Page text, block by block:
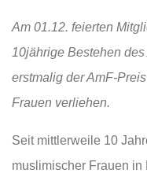
Am 01.12. feierten
10jährige Bestehen
erstmalig der AmF-
Frauen verliehen.
Seit mittlerweile 10
muslimischer Frauen in